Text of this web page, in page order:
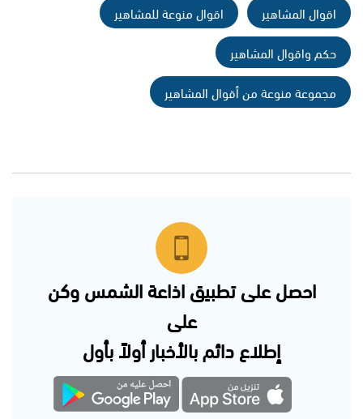
اقوال المشاهير
اقوال منوعة للمشاهير
حكم واقوال المشاهير
مجموعة منوعة من أقوال المشاهير
احصل على تطبيق اذاعة الشمس وكن
على
إطلاع دائم بالأخبار أولاً بأول